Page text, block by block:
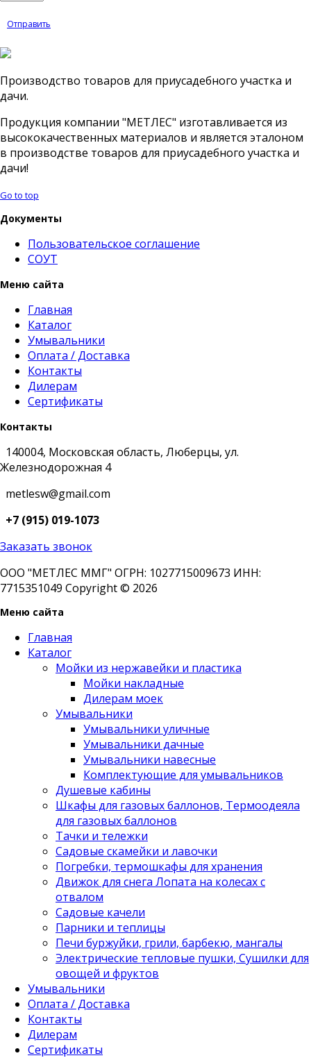
Отправить
Производство товаров для приусадебного участка и
дачи.
Продукция компании "МЕТЛЕС" изготавливается из
высококачественных материалов и является эталоном
в производстве товаров для приусадебного участка и
дачи!
Go to top
Документы
Пользовательское соглашение
СОУТ
Меню сайта
Главная
Каталог
Умывальники
Оплата / Доставка
Контакты
Дилерам
Сертификаты
Контакты
140004, Московская область, Люберцы, ул.
Железнодорожная 4
metlesw@gmail.com
+7 (915) 019-1073
Заказать звонок
ООО "МЕТЛЕС ММГ" ОГРН: 1027715009673 ИНН:
7715351049 Copyright © 2026
Меню сайта
Главная
Каталог
Мойки из нержавейки и пластика
Мойки накладные
Дилерам моек
Умывальники
Умывальники уличные
Умывальники дачные
Умывальники навесные
Комплектующие для умывальников
Душевые кабины
Шкафы для газовых баллонов, Термоодеяла
для газовых баллонов
Тачки и тележки
Садовые скамейки и лавочки
Погребки, термошкафы для хранения
Движок для снега Лопата на колесах с
отвалом
Садовые качели
Парники и теплицы
Печи буржуйки, грили, барбекю, мангалы
Электрические тепловые пушки, Сушилки для
овощей и фруктов
Умывальники
Оплата / Доставка
Контакты
Дилерам
Сертификаты